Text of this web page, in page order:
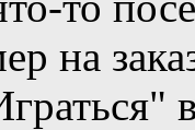
на